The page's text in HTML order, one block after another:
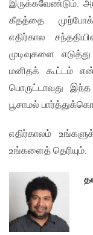
இருக்கவேண்டும்.
கீதத்தை
எதிர்கால
முடிவுகளை
மனிதக் கூட்டம்
பொருட்டாவது
பூசாமல்
எதிர்காலம்
உங்களைத் தெரியும்.